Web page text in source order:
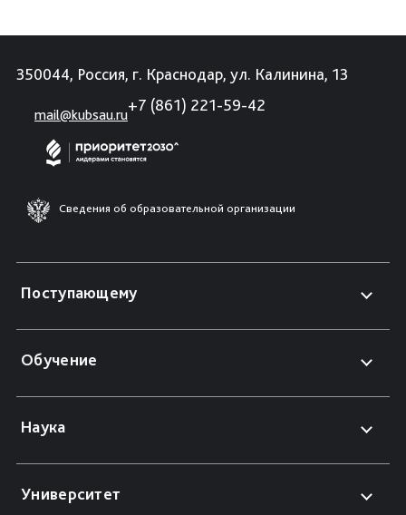
350044, Россия, г. Краснодар, ул. Калинина, 13
mail@kubsau.ru
+7 (861) 221-59-42
Сведения об образовательной организации
Поступающему
Обучение
Наука
Университет